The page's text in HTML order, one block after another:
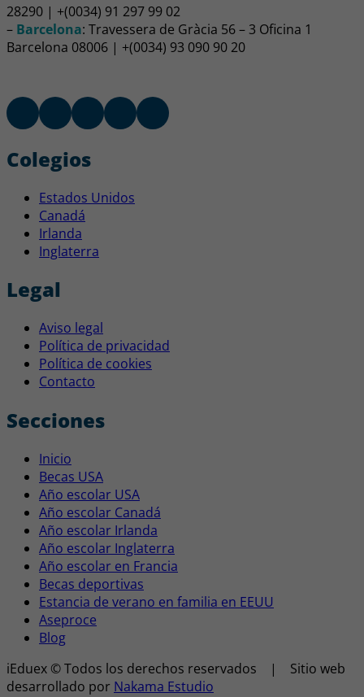
28290 | +(0034) 91 297 99 02
– Barcelona: Travessera de Gràcia 56 – 3 Oficina 1
Barcelona 08006 | +(0034) 93 090 90 20
Colegios
Estados Unidos
Canadá
Irlanda
Inglaterra
Legal
Aviso legal
Política de privacidad
Política de cookies
Contacto
Secciones
Inicio
Becas USA
Año escolar USA
Año escolar Canadá
Año escolar Irlanda
Año escolar Inglaterra
Año escolar en Francia
Becas deportivas
Estancia de verano en familia en EEUU
Aseproce
Blog
iEduex © Todos los derechos reservados | Sitio web
desarrollado por Nakama Estudio